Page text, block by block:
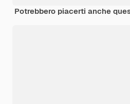
Potrebbero piacerti anche